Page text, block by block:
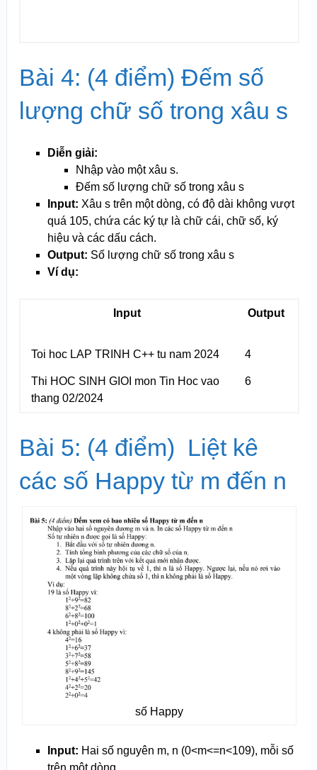
Bài 4: (4 điểm) Đếm số
lượng chữ số trong xâu s
Diễn giải:
Nhập vào một xâu s.
Đếm số lượng chữ số trong xâu s
Input: Xâu s trên một dòng, có độ dài không vượt
quá 105, chứa các ký tự là chữ cái, chữ số, ký
hiệu và các dấu cách.
Output: Số lượng chữ số trong xâu s
Ví dụ:
Input Output
Toi hoc LAP TRINH C++ tu nam 2024 4
Thi HOC SINH GIOI mon Tin Hoc vao
thang 02/2024
6
Bài 5: (4 điểm) Liệt kê
các số Happy từ m đến n
số Happy
Input: Hai số nguyên m, n (0<m<=n<109), mỗi số